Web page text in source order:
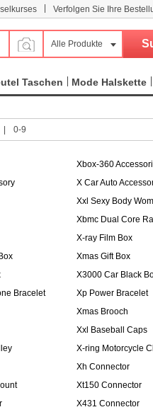
Verfolgen Sie Ihre
Alle Produkte
Taschen Mode Halskette
0-9
Xbox-360
X Car Auto
Xxl Sexy Body
X-ray Film Box
Xmas Gift Box
X3000 Car Black
Bracelet Xp Power Bracelet
Xmas Brooch
Xxl Baseball Caps
X-ring Motorcycle
Xh Connector
Xt150 Connector
X431 Connector